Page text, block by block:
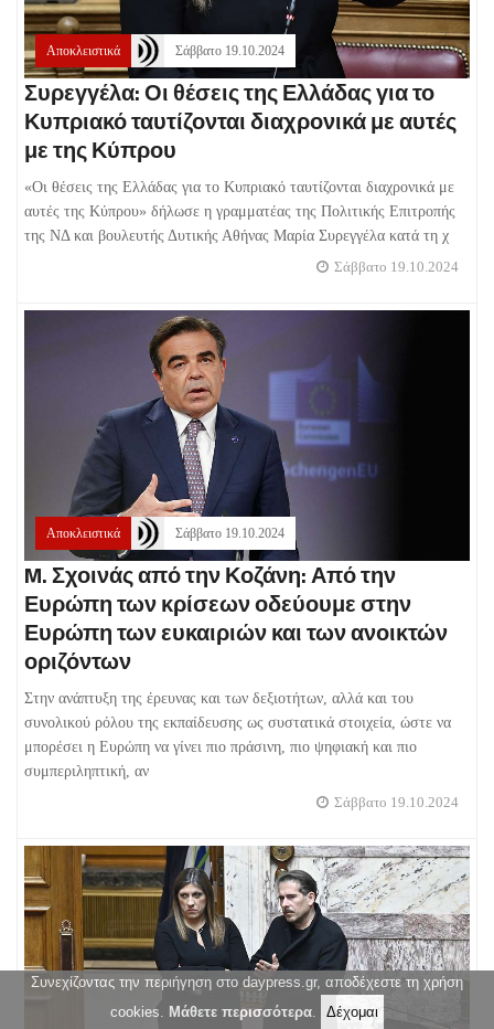
Αποκλειστικά Σάββατο 19.10.2024
Συρεγγέλα: Οι θέσεις της Ελλάδας για το
Κυπριακό ταυτίζονται διαχρονικά με αυτές
με της Κύπρου
«Οι θέσεις της Ελλάδας για το Κυπριακό ταυτίζονται διαχρονικά με
αυτές της Κύπρου» δήλωσε η γραμματέας της Πολιτικής Επιτροπής
της ΝΔ και βουλευτής Δυτικής Αθήνας Μαρία Συρεγγέλα κατά τη χ
Σάββατο 19.10.2024
Αποκλειστικά Σάββατο 19.10.2024
M. Σχοινάς από την Κοζάνη: Από την
Ευρώπη των κρίσεων οδεύουμε στην
Ευρώπη των ευκαιριών και των ανοικτών
οριζόντων
Στην ανάπτυξη της έρευνας και των δεξιοτήτων, αλλά και του
συνολικού ρόλου της εκπαίδευσης ως συστατικά στοιχεία, ώστε να
μπορέσει η Ευρώπη να γίνει πιο πράσινη, πιο ψηφιακή και πιο
συμπεριληπτική, αν
Σάββατο 19.10.2024
Συνεχίζοντας την περιήγηση στο daypress.gr, αποδέχεστε τη χρήση
cookies. Μάθετε περισσότερα.